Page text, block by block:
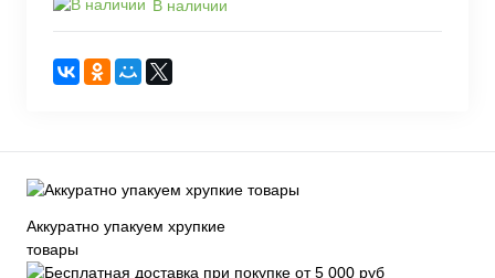
В наличии
Аккуратно упакуем хрупкие
товары